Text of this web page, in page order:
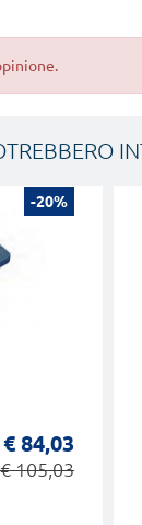
-20%
€ 84,03
€ 105,03